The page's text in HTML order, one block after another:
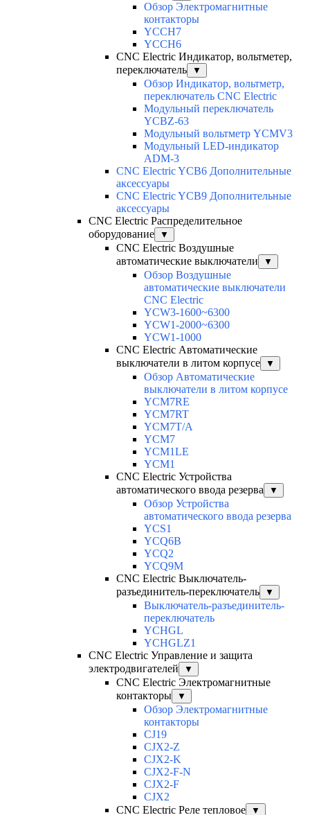
Обзор Электромагнитные
контакторы
YCCH7
YCCH6
CNC Electric Индикатор, вольтметер,
переключатель
▼
Обзор Индикатор, вольтметр,
переключатель CNC Electric
Модульный переключатель
YCBZ-63
Модульный вольтметр YCMV3
Модульный LED-индикатор
ADM-3
CNC Electric YCB6 Дополнительные
аксессуары
CNC Electric YCB9 Дополнительные
аксессуары
CNC Electric Распределительное
оборудование
▼
CNC Electric Воздушные
автоматические выключатели
▼
Обзор Воздушные
автоматические выключатели
CNC Electric
YCW3-1600~6300
YCW1-2000~6300
YCW1-1000
CNC Electric Автоматические
выключатели в литом корпусе
▼
Обзор Автоматические
выключатели в литом корпусе
YCM7RE
YCM7RT
YCM7T/A
YCM7
YCM1LE
YCM1
CNC Electric Устройства
автоматического ввода резерва
▼
Обзор Устройства
автоматического ввода резерва
YCS1
YCQ6B
YCQ2
YCQ9M
CNC Electric Выключатель-
разъединитель-переключатель
▼
Выключатель-разъединитель-
переключатель
YCHGL
YCHGLZ1
CNC Electric Управление и защита
электродвигателей
▼
CNC Electric Электромагнитные
контакторы
▼
Обзор Электромагнитные
контакторы
CJ19
CJX2-Z
CJX2-K
CJX2-F-N
CJX2-F
CJX2
CNC Electric Реле тепловое
▼